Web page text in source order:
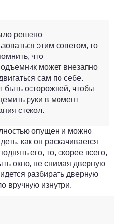
решено
этим советом, то
что
может внезапно
сам по себе.
быть осторожней, чтобы
руки в момент
стекол.
опущен и можно
как он раскачивается
его, то, скорее всего,
окно, не снимая дверную
разбирать дверную
вручную изнутри.